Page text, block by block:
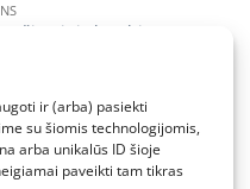
ir (arba) pasiekti
su šiomis technologijomis,
arba unikalūs ID šioje
paveikti tam tikras
žieminis kombinezonas –
COVER 2 True Pink (yra
Original
price
was:
€159.00.
129.00 Current
price
is:
€129.00.